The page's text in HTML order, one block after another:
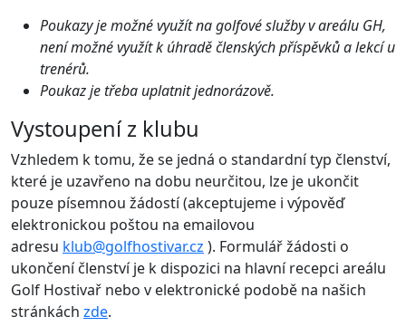
Poukazy je možné využít na golfové služby v areálu GH,
není možné využít k úhradě členských příspěvků a lekcí u
trenérů.
Poukaz je třeba uplatnit jednorázově.
Vystoupení z klubu
Vzhledem k tomu, že se jedná o standardní typ členství,
které je uzavřeno na dobu neurčitou, lze je ukončit
pouze písemnou žádostí (akceptujeme i výpověď
elektronickou poštou na emailovou
adresu klub@golfhostivar.cz ). Formulář žádosti o
ukončení členství je k dispozici na hlavní recepci areálu
Golf Hostivař nebo v elektronické podobě na našich
stránkách zde.